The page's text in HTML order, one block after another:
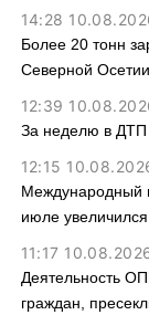
14:28
Более 20 тонн
Северной Осетии
12:39
За неделю в ДТП
12:15
Международный
июле
11:17
Деятельность
граждан,